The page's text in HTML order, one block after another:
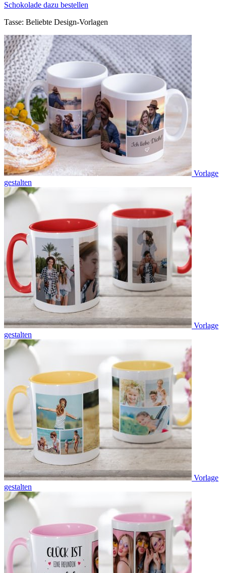
Schokolade dazu bestellen
Tasse: Beliebte Design-Vorlagen
Vorlage
gestalten
Vorlage
gestalten
Vorlage
gestalten